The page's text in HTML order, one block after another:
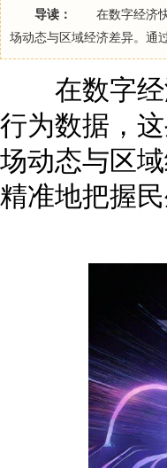
导读：
在数字经济快
场动态与区域经济差异。通
在数字经
行为数据，
场动态与区
精准地把握